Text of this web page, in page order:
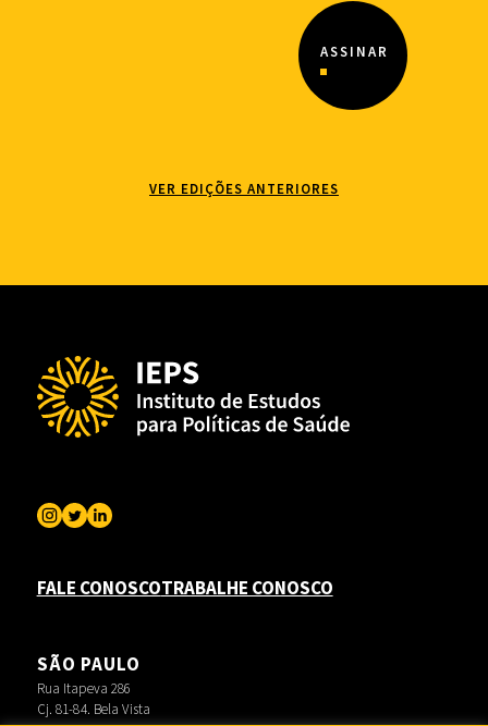
VER EDIÇÕES ANTERIORES
FALE CONOSCOTRABALHE CONOSCO
SÃO PAULO
Rua Itapeva 286
Cj. 81-84. Bela Vista